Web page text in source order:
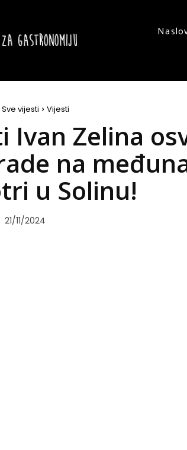
Sve vijesti Vijesti
Ivan Zelina
na
u Solinu!
21/11/2024